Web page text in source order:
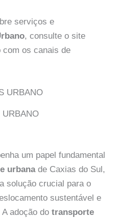
serviços e
, consulte o site
com os canais de
URBANO
um papel fundamental
urbanade Caxias do Sul,
solução crucial para o
sustentável e
adoção do transporte